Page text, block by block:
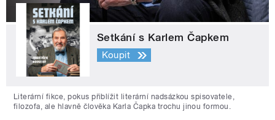
Setkání s Karlem Čapkem
Koupit
Literární fikce, pokus přiblížit literární nadsázkou spisovatele,
filozofa, ale hlavně člověka Karla Čapka trochu jinou formou.